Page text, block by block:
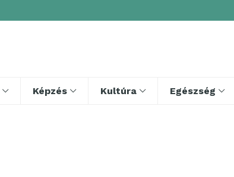
Képzés Kultúra Egészség